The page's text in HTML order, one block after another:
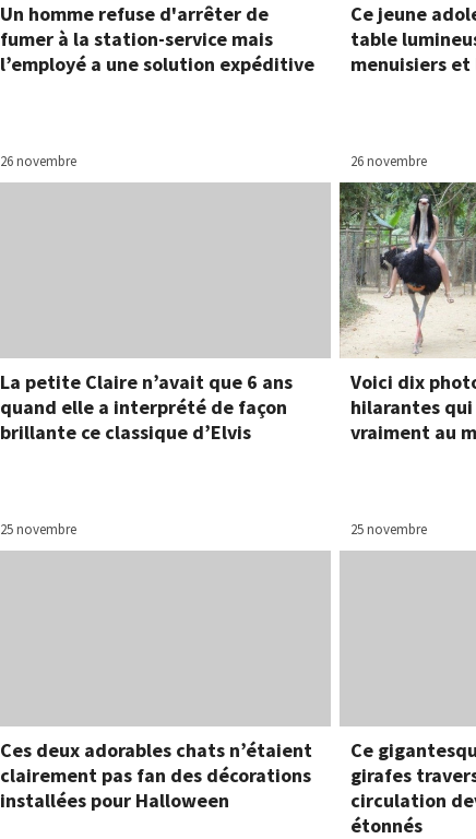
Un homme refuse d'arrêter de
fumer à la station-service mais
l’employé a une solution expéditive
26 novembre
Ce jeune
table
menuisiers et
26 novembre
La petite Claire n’avait que 6 ans
quand elle a interprété de façon
brillante ce classique d’Elvis
25 novembre
Voici dix
hilarantes
vraiment au
25 novembre
Ces deux adorables chats n’étaient
clairement pas fan des décorations
installées pour Halloween
Ce
girafes
circulation
étonnés